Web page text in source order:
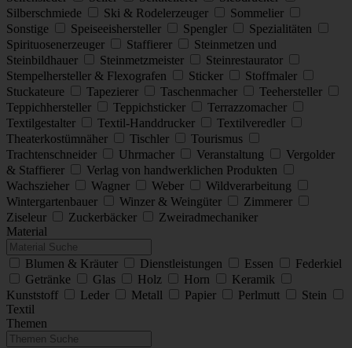
Silberschmiede
Ski & Rodelerzeuger
Sommelier
Sonstige
Speiseeishersteller Spengler
Spezialitäten
Spirituosenerzeuger
Staffierer
Steinmetzen und
Steinbildhauer
Steinmetzmeister
Steinrestaurator
Stempelhersteller & Flexografen
Sticker
Stoffmaler
Stuckateure
Tapezierer Taschenmacher
Teehersteller
Teppichhersteller
Teppichsticker
Terrazzomacher
Textilgestalter
Textil-Handdrucker
Textilveredler
Theaterkostümnäher
Tischler
Tourismus
Trachtenschneider
Uhrmacher Veranstaltung
Vergolder
& Staffierer
Verlag von handwerklichen Produkten
Wachszieher
Wagner Weber
Wildverarbeitung
Wintergartenbauer
Winzer & Weingüter
Zimmerer
Ziseleur
Zuckerbäcker
Zweiradmechaniker
Material
Blumen & Kräuter Dienstleistungen Essen
Federkiel
Getränke
Glas Holz Horn
Keramik
Kunststoff
Leder Metall Papier Perlmutt
Stein
Textil
Themen